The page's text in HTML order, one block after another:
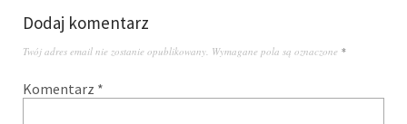
Dodaj komentarz
Twój adres email nie zostanie opublikowany. Wymagane pola są oznaczone *
Komentarz *